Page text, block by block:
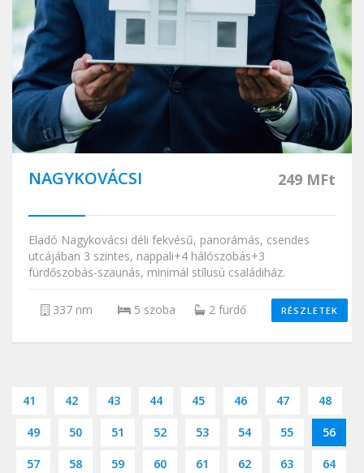
NAGYKOVÁCSI 249 MFt
Eladó Nagykovácsi déli fekvésű, panorámás, csendes
utcájában 3 szintes, nappali+4 hálószobás+3
fürdőszobás-szaunás, minimál stílusú családiház.
337 nm 5 szoba 2 fürdő RÉSZLETEK
41 42 43 44 45 46 47 48
49 50 51 52 53 54 55 56
57 58 59 60 61 62 63 64